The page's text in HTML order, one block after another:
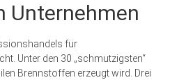
Unternehmen
für
Unter den 30 „schmutzigsten“
Brennstoffen erzeugt wird. Drei